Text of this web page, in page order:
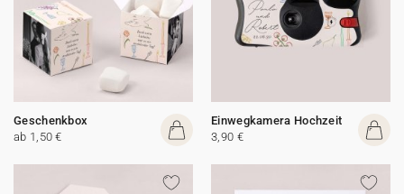
Geschenkbox
ab 1,50 €
Einwegkamera Hochzeit
3,90 €